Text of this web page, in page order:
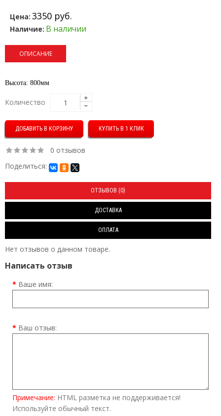
Цена: 3350 руб.
Наличие: В наличии
ОПИСАНИЕ
Высота: 800мм
Количество
КУПИТЬ В 1 КЛИК
0 отзывов
Поделиться:
ОТЗЫВОВ (0)
ДОСТАВКА
ОПЛАТА
Нет отзывов о данном товаре.
Написать отзыв
Ваше имя:
Ваш отзыв:
Примечание: HTML разметка не поддерживается!
Используйте обычный текст.